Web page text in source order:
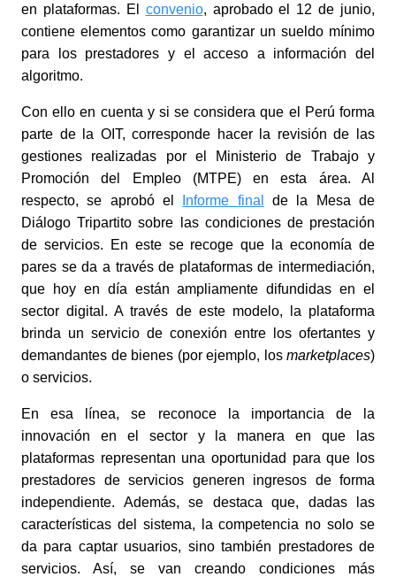
en plataformas. El convenio, aprobado el 12 de junio,
contiene elementos como garantizar un sueldo mínimo
para los prestadores y el acceso a información del
algoritmo.
Con ello en cuenta y si se considera que el Perú forma
parte de la OIT, corresponde hacer la revisión de las
gestiones realizadas por el Ministerio de Trabajo y
Promoción del Empleo (MTPE) en esta área. Al
respecto, se aprobó el
Informe final
de la Mesa de
Diálogo Tripartito sobre las condiciones de prestación
de servicios. En este se recoge que la economía de
pares se da a través de plataformas de intermediación,
que hoy en día están ampliamente difundidas en el
sector digital. A través de este modelo, la plataforma
brinda un servicio de conexión entre los ofertantes y
demandantes de bienes (por ejemplo, los marketplaces)
o servicios.
En esa línea, se reconoce la importancia de la
innovación en el sector y la manera en que las
plataformas representan una oportunidad para que los
prestadores de servicios generen ingresos de forma
independiente. Además, se destaca que, dadas las
características del sistema, la competencia no solo se
da para captar usuarios, sino también prestadores de
servicios. Así, se van creando condiciones más